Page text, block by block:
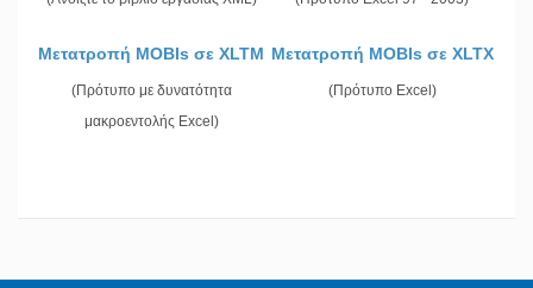
Μετατροπή MOBIs σε XLTM
(Πρότυπο με δυνατότητα
μακροεντολής Excel)
Μετατροπή MOBIs σε XLTX
(Πρότυπο Excel)